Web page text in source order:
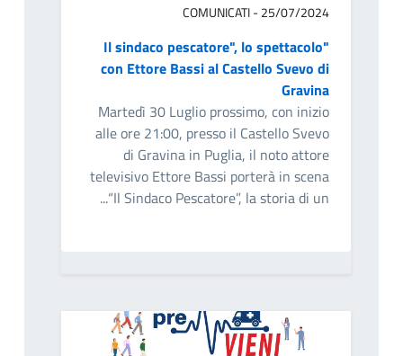
COMUNICATI - 25/07/2024
"Il sindaco pescatore", lo spettacolo
con Ettore Bassi al Castello Svevo di
Gravina
Martedì 30 Luglio prossimo, con inizio
alle ore 21:00, presso il Castello Svevo
di Gravina in Puglia, il noto attore
televisivo Ettore Bassi porterà in scena
“Il Sindaco Pescatore”, la storia di un...